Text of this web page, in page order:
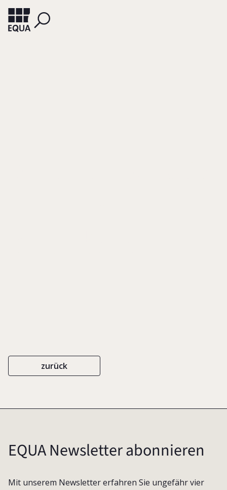
zurück
EQUA Newsletter abonnieren
Mit unserem Newsletter erfahren Sie ungefähr vier